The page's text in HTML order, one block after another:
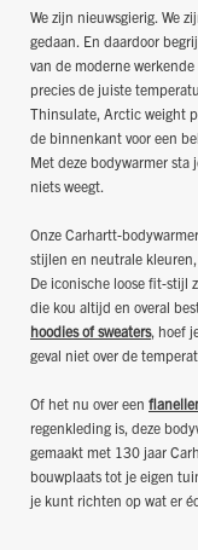
We zijn nieuwsgierig. We
gedaan. En daardoor
van de moderne
precies de juiste
Thinsulate, Arctic weight
de binnenkant voor een
Met deze bodywarmer
niets weegt.
Onze Carhartt-
stijlen en neutrale
De iconische loose fit-stijl
die kou altijd en overal
hoodies of sweaters, hoef
geval niet over de
Of het nu over een
regenkleding is, deze
gemaakt met 130 jaar
bouwplaats tot je eigen
je kunt richten op wat er